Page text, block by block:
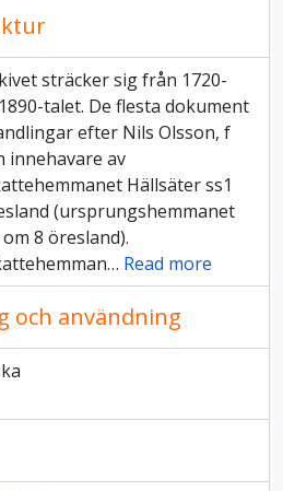
sträcker sig från 1720-
talet. De flesta dokument
efter Nils Olsson, f
innehavare av
Hällsäter ss1
(ursprungshemmanet
8 öresland).
… Read more
och användning